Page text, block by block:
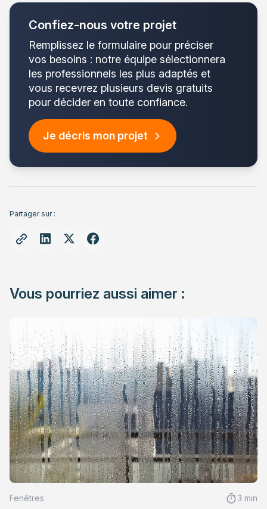
Confiez-nous votre projet
Remplissez le formulaire pour préciser
vos besoins : notre équipe sélectionnera
les professionnels les plus adaptés et
vous recevrez plusieurs devis gratuits
pour décider en toute confiance.
Je décris mon projet
Partager sur :
Vous pourriez aussi aimer :
Fenêtres 3 min